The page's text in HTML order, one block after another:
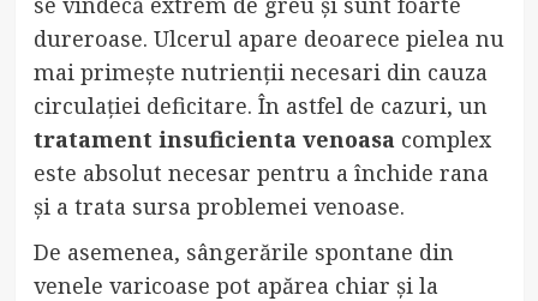
dureroase. Ulcerul apare deoarece pielea nu
mai primește nutrienții necesari din cauza
circulației deficitare. În astfel de cazuri, un
tratament insuficienta venoasacomplex
este absolut necesar pentru a închide rana
și a trata sursa problemei venoase.
De asemenea, sângerările spontane din
venele varicoase pot apărea chiar și la